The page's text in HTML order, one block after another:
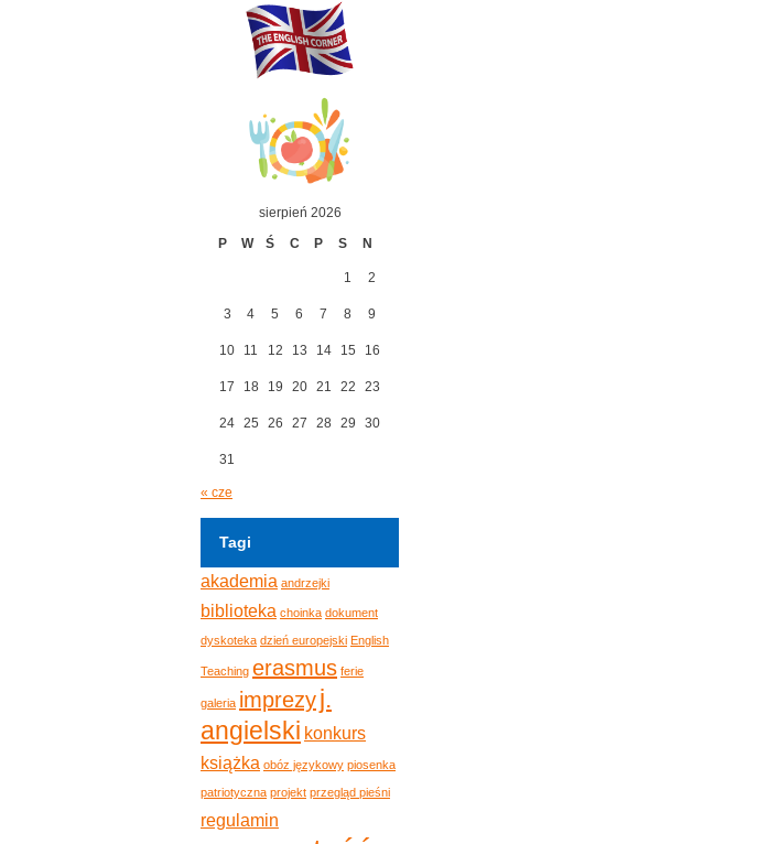
sierpień 2026
P
W Ś C P S N
1 2
3 4 5 6 7 8 9
10 11 12 13 14 15 16
17 18 19 20 21 22 23
24 25 26 27 28 29 30
31
« cze
Tagi
akademia andrzejki
biblioteka choinka dokument
dyskoteka dzień europejski English
Teaching erasmus ferie
galeria imprezyj.
angielski konkurs
książka obóz językowy piosenka
patriotyczna projekt przegląd pieśni
regulamin